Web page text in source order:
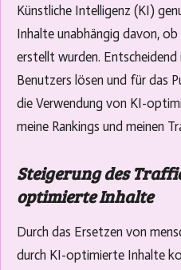
Künstliche Intelligenz (KI)
Inhalte unabhängig davon,
erstellt wurden.
Benutzers lösen und für das
die Verwendung von KI-
meine Rankings und meinen
Steigerung des
optimierte Inhalte
Durch das Ersetzen von
durch KI-optimierte Inhalte